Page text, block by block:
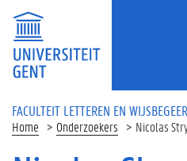
Overslaan en naar de inhoud gaan
FACULTEIT LETTEREN EN
Home Onderzoekers Nicolas